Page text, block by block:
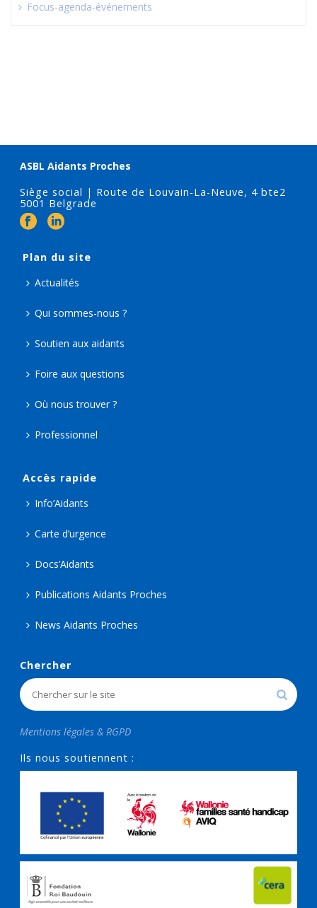
Focus-agenda-événements
ASBL Aidants Proches
Siège social | Route de Louvain-La-Neuve, 4 bte2
5001 Belgrade
Plan du site
Actualités
Qui sommes-nous ?
Soutien aux aidants
Foire aux questions
Où nous trouver ?
Professionnel
Accès rapide
Info’Aidants
Carte d’urgence
Docs’Aidants
Publications Aidants Proches
News Aidants Proches
Chercher
Mentions légales & RGPD
Ils nous soutiennent :